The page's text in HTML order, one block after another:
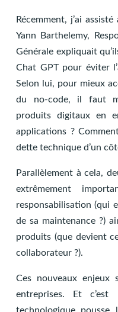
Récemment, j’ai
Yann Barthelemy,
Générale expliquait
Chat GPT pour éviter
Selon lui, pour mieux
du no-code, il faut
produits digitaux en
applications ?
dette technique d’un
Parallèlement à cela,
extrêmement
responsabilisation (qui
de sa maintenance ?)
produits (que devient
collaborateur ?).
Ces nouveaux enjeux
entreprises. Et